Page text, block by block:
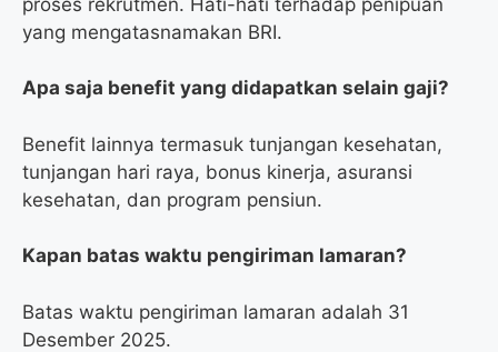
yang mengatasnamakan BRI.
Apa saja benefit yang didapatkan selain gaji?
Benefit lainnya termasuk tunjangan kesehatan,
tunjangan hari raya, bonus kinerja, asuransi
kesehatan, dan program pensiun.
Kapan batas waktu pengiriman lamaran?
Batas waktu pengiriman lamaran adalah 31
Desember 2025.